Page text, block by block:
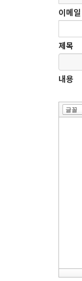
이메일
제목
내용